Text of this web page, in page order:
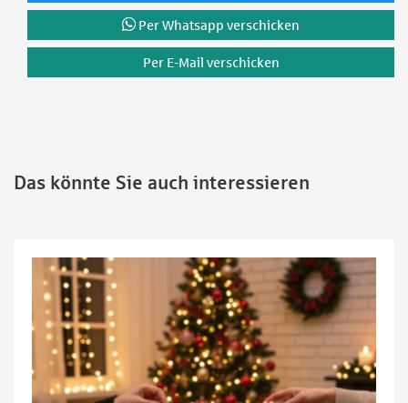
Per Whatsapp verschicken
Per E-Mail verschicken
Das könnte Sie auch interessieren